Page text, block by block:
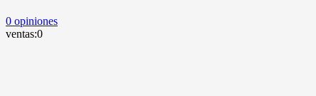
0 opiniones
ventas:0